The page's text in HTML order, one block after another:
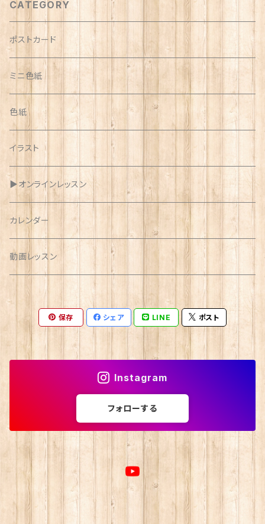
CATEGORY
ポストカード
ミニ色紙
色紙
イラスト
▶︎オンラインレッスン
カレンダー
動画レッスン
保存 シェア LINE ポスト
Instagram
フォローする